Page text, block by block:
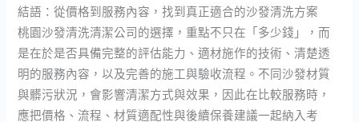
結語：從價格到服務內容，找到真正適合的沙發清洗方案
桃園沙發清洗清潔公司的選擇，重點不只在「多少錢」，而
是在於是否具備完整的評估能力、適材施作的技術、清楚透
明的服務內容，以及完善的施工與驗收流程。不同沙發材質
與髒污狀況，會影響清潔方式與效果，因此在比較服務時，
應把價格、流程、材質適配性與後續保養建議一起納入考